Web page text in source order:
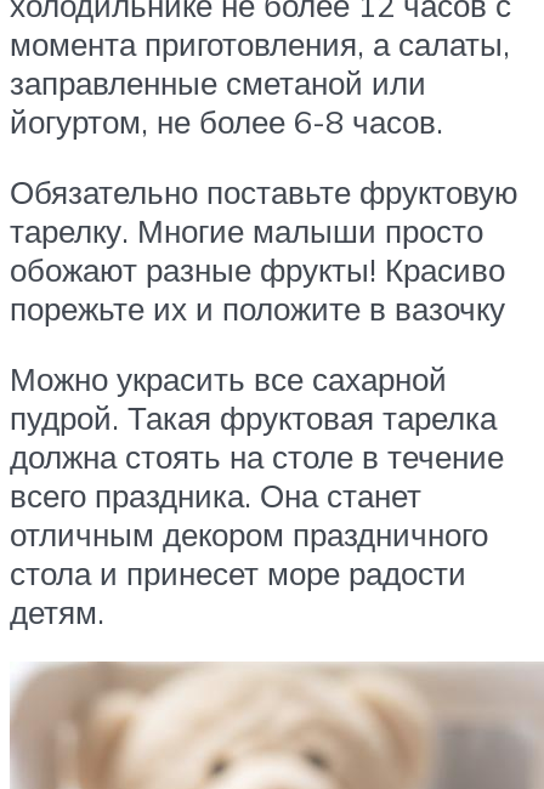
момента приготовления, а салаты,
заправленные сметаной или
йогуртом, не более 6-8 часов.
Обязательно поставьте фруктовую
тарелку. Многие малыши просто
обожают разные фрукты! Красиво
порежьте их и положите в вазочку
Можно украсить все сахарной
пудрой. Такая фруктовая тарелка
должна стоять на столе в течение
всего праздника. Она станет
отличным декором праздничного
стола и принесет море радости
детям.